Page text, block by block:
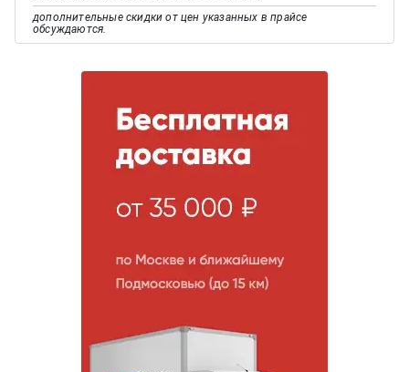
дополнительные скидки от цен указанных в прайсе
обсуждаются.